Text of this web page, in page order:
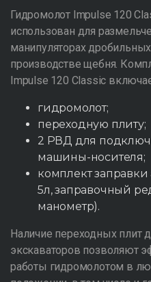
Гидромолот Impulse 120
использован для
манипуляторах
производстве щебня.
Impulse 120 Classic
гидромолот;
переходную плиту;
2 РВД для
машины-носителя;
комплект заправки
5л, заправочный
манометр).
Наличие переходных плит
экскаваторов позволяют
работы гидромолотом в